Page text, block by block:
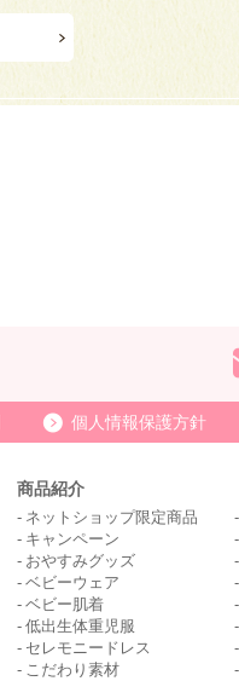
個人情報保護方針
商品紹介
ネットショップ限定商品
キャンペーン
おやすみグッズ
ベビーウェア
ベビー肌着
低出生体重児服
セレモニードレス
こだわり素材